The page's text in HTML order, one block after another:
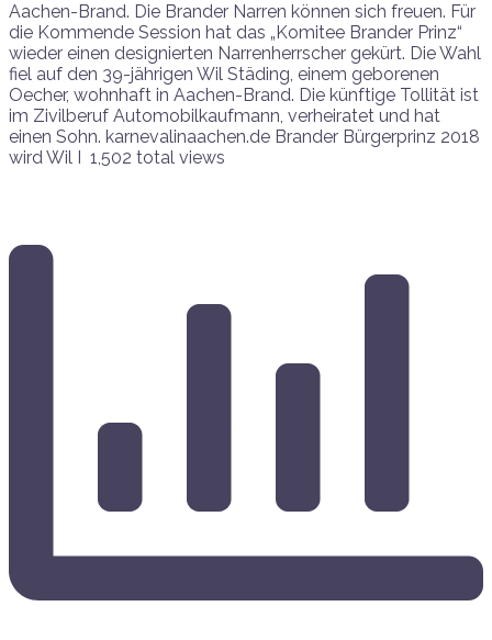
Aachen-Brand. Die Brander Narren können sich freuen. Für
die Kommende Session hat das „Komitee Brander Prinz“
wieder einen designierten Narrenherrscher gekürt. Die Wahl
fiel auf den 39-jährigen Wil Städing, einem geborenen
Oecher, wohnhaft in Aachen-Brand. Die künftige Tollität ist
im Zivilberuf Automobilkaufmann, verheiratet und hat
einen Sohn. karnevalinaachen.de Brander Bürgerprinz 2018
wird Wil I 1,502 total views